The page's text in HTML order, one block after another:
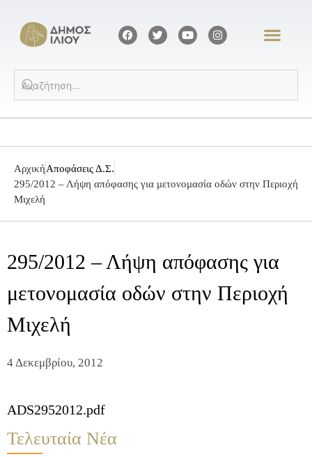
ΑρχικήΑποφάσεις Δ.Σ.
295/2012 – Λήψη απόφασης για μετονομασία οδών στην Περιοχή
Μιχελή
295/2012 – Λήψη απόφασης για
μετονομασία οδών στην Περιοχή
Μιχελή
4 Δεκεμβρίου, 2012
ADS2952012.pdf
Τελευταία Νέα